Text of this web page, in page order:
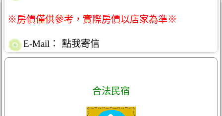
※房價僅供參考，實際房價以店家為準※
E-Mail： 點我寄信
合法民宿